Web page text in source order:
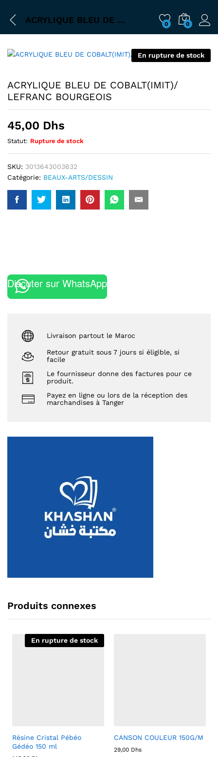
ACRYLIQUE BLEU DE COBALT(IMIT)/ LEFRANC BOURGEOIS 0 0
En rupture de stock
ACRYLIQUE BLEU DE COBALT(IMIT)/
LEFRANC BOURGEOIS
45,00 Dhs
Statut: Rupture de stock
SKU: 3013643003632
Catégorie: BEAUX-ARTS/DESSIN
Discuter sur WhatsApp
Livraison partout le Maroc
Retour gratuit sous 7 jours si éligible, si
facile
Le fournisseur donne des factures pour ce
produit.
Payez en ligne ou lors de la réception des
marchandises à Tanger
Produits connexes
En rupture de stock
Résine Cristal Pébéo
Gédéo 150 ml
CANSON COULEUR 150G/M
29,00 Dhs